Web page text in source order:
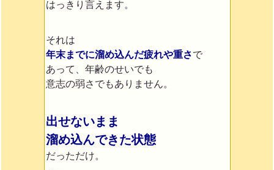
はっきり言えます。
それは
年末までに溜め込んだ疲れや重さで
あって、 年齢のせいでも
意志の弱さでもありません。
出せないまま
溜め込んできた状態
だっただけ。